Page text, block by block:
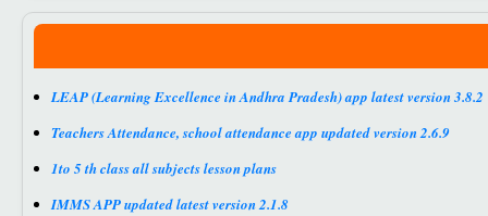
LEAP (Learning Excellence in Andhra Pradesh) app latest version 3.8.2
Teachers Attendance, school attendance app updated version 2.6.9
1to 5 th class all subjects lesson plans
IMMS APP updated latest version 2.1.8